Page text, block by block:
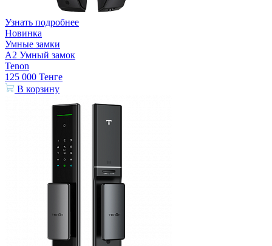
Узнать подробнее
Новинка
Умные замки
A2 Умный замок
Tenon
125 000 Тенге
В корзину